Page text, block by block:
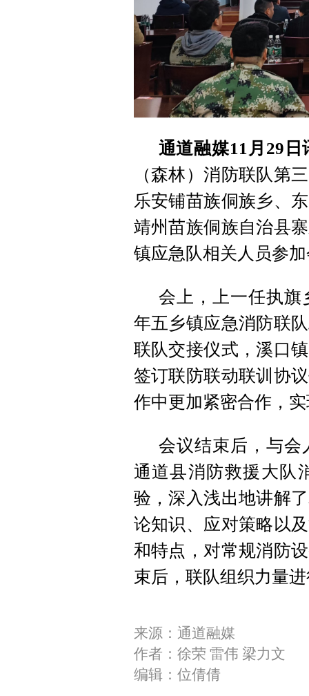
通道融媒11月29日
（森林）消防联队第
乐安铺苗族侗族乡、
靖州苗族侗族自治县
镇应急队相关人员参
会上，上一任执旗
年五乡镇应急消防联
联队交接仪式，溪口
签订联防联动联训协
作中更加紧密合作，
会议结束后，与会
通道县消防救援大队
验，深入浅出地讲解
论知识、应对策略以
和特点，对常规消防
束后，联队组织力量
来源：通道融媒
作者：徐荣 雷伟 梁力文
编辑：位倩倩